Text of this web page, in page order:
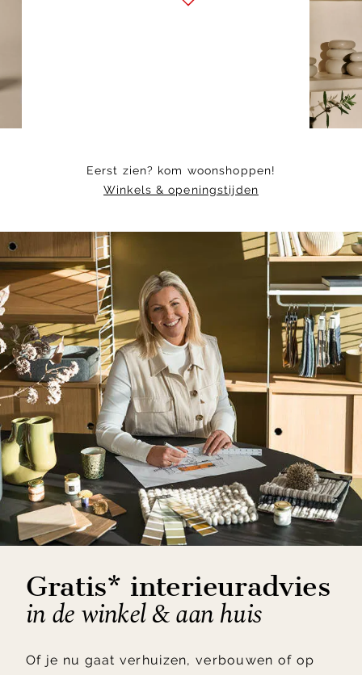
Eerst zien? kom woonshoppen!
Winkels & openingstijden
Gratis* interieuradvies
in de winkel & aan huis
Of je nu gaat verhuizen, verbouwen of op